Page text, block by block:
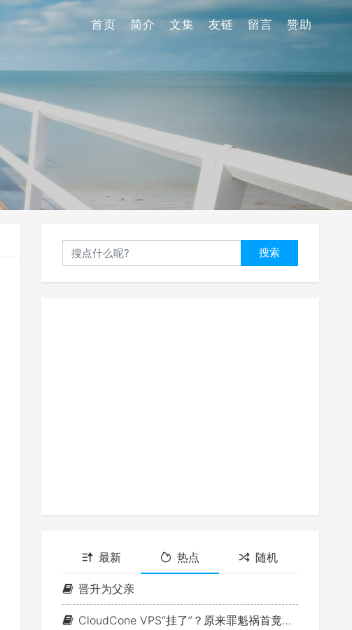
首页 简介 文集 友链 留言 赞助
搜索
最新 热点 随机
晋升为父亲
CloudCone VPS“挂了”？原来罪魁祸首竟是MTU